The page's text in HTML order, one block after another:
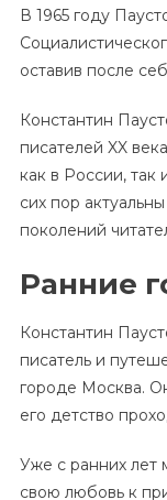
В 1965 году
оставив после
Константин
писателей XX
как в России,
сих пор
поколений
Ранние
Константин
писатель и
городе Москва.
его детство
Уже с ранних лет
свою любовь к